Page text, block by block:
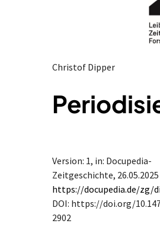
Christof Dipper
Version: 1, in: Docupedia-
Zeitgeschichte, 26.05.2025
https://docupedia.de/zg/
DOI: https://doi.org/
2902